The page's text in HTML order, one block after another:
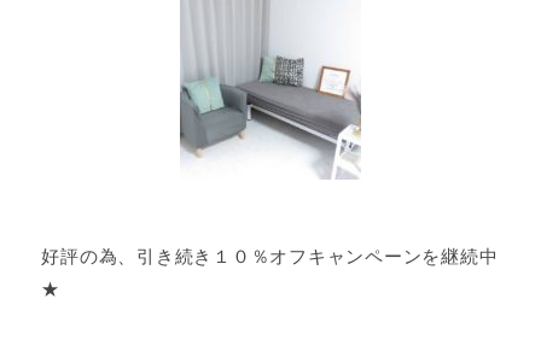
好評の為、引き続き１０％オフキャンペーンを継続中
★